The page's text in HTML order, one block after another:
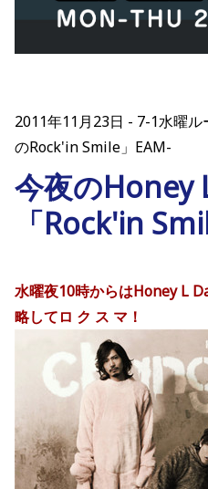
2011年11月23日
7-1水曜ル
のRock'in Smile」EAM-
今夜のHoney
「Rock'in
水曜夜10時からはHoney L
略してロ ク ス マ！